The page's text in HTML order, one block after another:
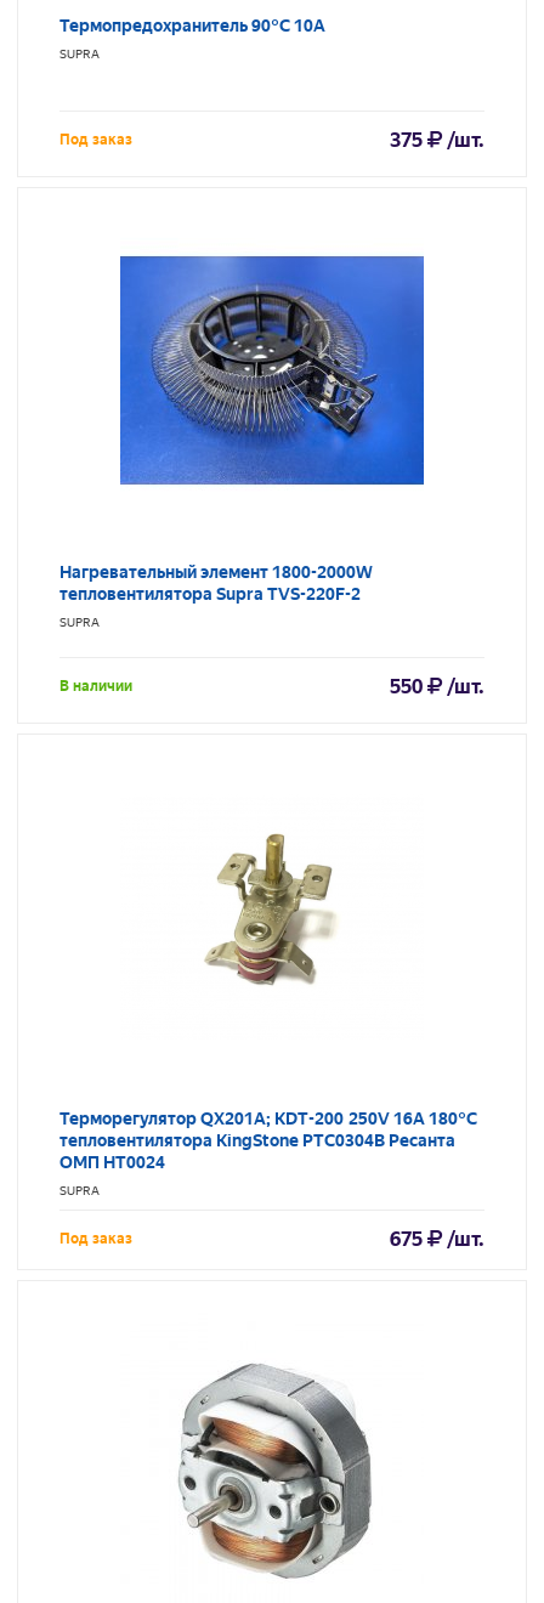
Термопредохранитель 90°С 10A
SUPRA
Под заказ 375 /шт.
Нагревательный элемент 1800-2000W
тепловентилятора Supra TVS-220F-2
SUPRA
В наличии 550 /шт.
Терморегулятор QX201A; KDT-200 250V 16A 180°C
тепловентилятора KingStone PTC0304B Ресанта
ОМП HT0024
SUPRA
Под заказ 675 /шт.